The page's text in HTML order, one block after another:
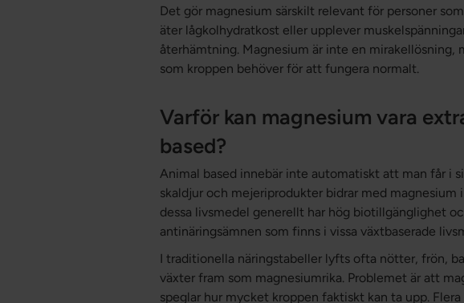
Det gör magnesium särskilt relevant för personer
äter lågkolhydratkost eller upplever
återhämtning. Magnesium är inte en mirakellösning,
som kroppen behöver för att fungera normalt.
Varför kan magnesium vara
based?
Animal based innebär inte automatiskt att man får i
skaldjur och mejeriprodukter bidrar med magnesium
dessa livsmedel generellt har hög biotillgänglighet
antinäringsämnen som finns i vissa växtbaserade
I traditionella näringstabeller lyfts ofta nötter, frön,
växter fram som magnesiumrika. Problemet är att
speglar hur mycket kroppen faktiskt kan ta upp.